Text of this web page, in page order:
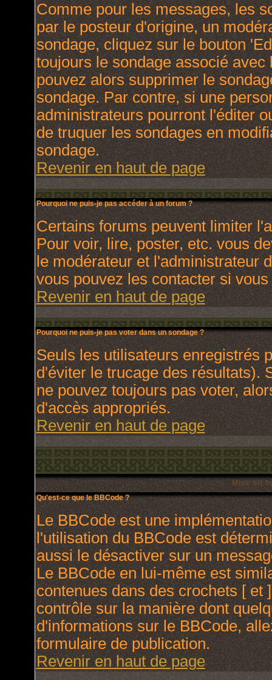
Comme pour les messages, les
par le posteur d'origine, un
sondage, cliquez sur le bouton
toujours le sondage associé
pouvez alors supprimer le
sondage. Par contre, si une
administrateurs pourront l'éditer
de truquer les sondages en
sondage.
Revenir en haut de page
Pourquoi ne puis-je pas accéder à un forum ?
Certains forums peuvent limiter
Pour voir, lire, poster, etc. vous
le modérateur et l'administrateur
vous pouvez les contacter si
Revenir en haut de page
Pourquoi ne puis-je pas voter dans un sondage ?
Seuls les utilisateurs enregistrés
d'éviter le trucage des résultats).
ne pouvez toujours pas voter,
d'accès appropriés.
Revenir en haut de page
Mise en
Qu'est-ce que le BBCode ?
Le BBCode est une
l'utilisation du BBCode est
aussi le désactiver sur un
Le BBCode en lui-même est
contenues dans des crochets [ et
contrôle sur la manière dont
d'informations sur le BBCode,
formulaire de publication.
Revenir en haut de page